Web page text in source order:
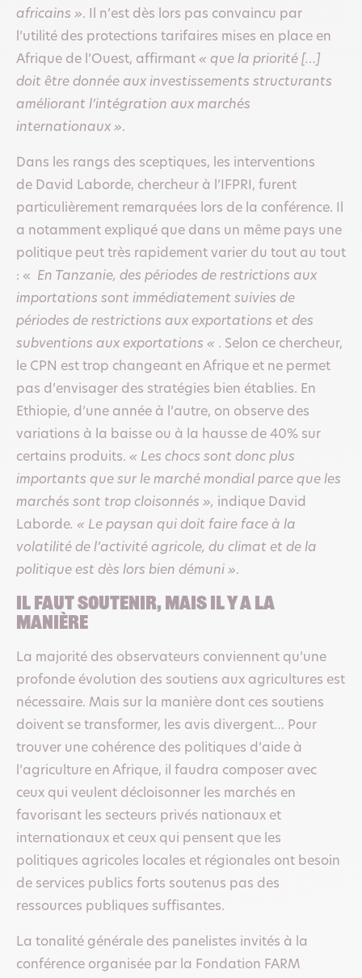
africains ». Il n’est dès lors pas convaincu par
l’utilité des protections tarifaires mises en place en
Afrique de l’Ouest, affirmant « que la priorité […]
doit être donnée aux investissements structurants
améliorant l’intégration aux marchés
internationaux ».
Dans les rangs des sceptiques, les interventions
de David Laborde, chercheur à l’IFPRI, furent
particulièrement remarquées lors de la conférence. Il
a notamment expliqué que dans un même pays une
politique peut très rapidement varier du tout au tout
: «
En Tanzanie, des périodes de restrictions aux
importations sont immédiatement suivies de
périodes de restrictions aux exportations et des
subventions aux exportations « . Selon ce chercheur,
le CPN est trop changeant en Afrique et ne permet
pas d’envisager des stratégies bien établies. En
Ethiopie, d’une année à l’autre, on observe des
variations à la baisse ou à la hausse de 40% sur
certains produits. « Les chocs sont donc plus
importants que sur le marché mondial parce que les
marchés sont trop cloisonnés », indique David
Laborde. « Le paysan qui doit faire face à la
volatilité de l’activité agricole, du climat et de la
politique est dès lors bien démuni ».
Il faut soutenir, mais il y a la
manière
La majorité des observateurs conviennent qu’une
profonde évolution des soutiens aux agricultures est
nécessaire. Mais sur la manière dont ces soutiens
doivent se transformer, les avis divergent… Pour
trouver une cohérence des politiques d’aide à
l’agriculture en Afrique, il faudra composer avec
ceux qui veulent décloisonner les marchés en
favorisant les secteurs privés nationaux et
internationaux et ceux qui pensent que les
politiques agricoles locales et régionales ont besoin
de services publics forts soutenus pas des
ressources publiques suffisantes.
La tonalité générale des panelistes invités à la
conférence organisée par la Fondation FARM